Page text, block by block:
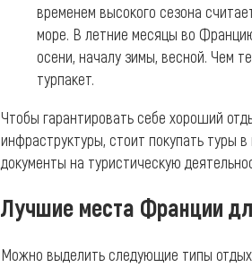
временем высокого сезона
море. В летние месяцы во
осени, началу зимы, весной. Чем
турпакет.
Чтобы гарантировать себе хороший
инфраструктуры, стоит покупать туры
документы на туристическую
Лучшие места Франции
Можно выделить следующие типы